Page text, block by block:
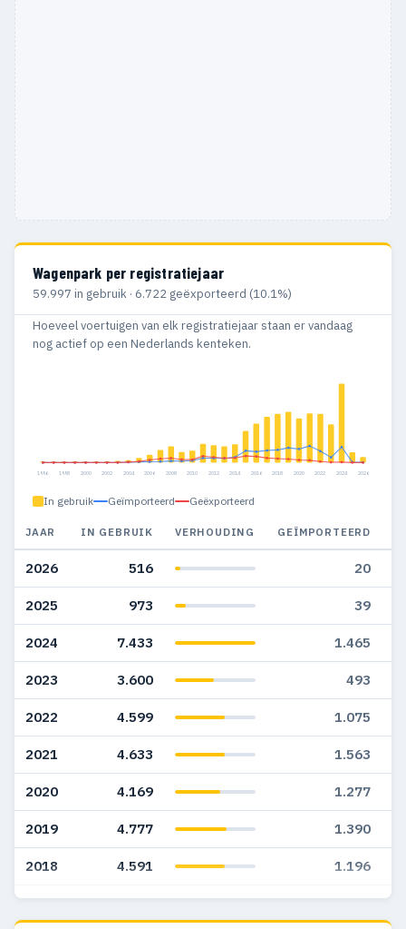
Wagenpark per registratiejaar
59.997 in gebruik · 6.722 geëxporteerd (10.1%)
Hoeveel voertuigen van elk registratiejaar staan er vandaag
nog actief op een Nederlands kenteken.
1996 1998 2000 2002 2004 2006 2008 2010 2012 2014 2016 2018 2020 2022 2024 2026
In gebruik Geïmporteerd Geëxporteerd
JAAR IN GEBRUIK VERHOUDING GEÏMPORTEERD
2026 516 20
2025 973 39
2024 7.433 1.465
2023 3.600 493
2022 4.599 1.075
2021 4.633 1.563
2020 4.169 1.277
2019 4.777 1.390
2018 4.591 1.196
2017 4.319 1.145